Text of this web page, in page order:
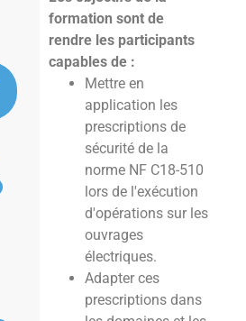
formation sont de
rendre les participants
capables de :
Mettre en
application les
prescriptions de
sécurité de la
norme NF C18-510
lors de l'exécution
d'opérations sur les
ouvrages
électriques.
Adapter ces
prescriptions dans